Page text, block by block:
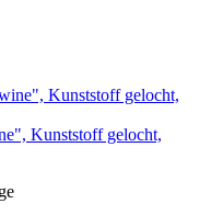
Kunststoff gelocht,